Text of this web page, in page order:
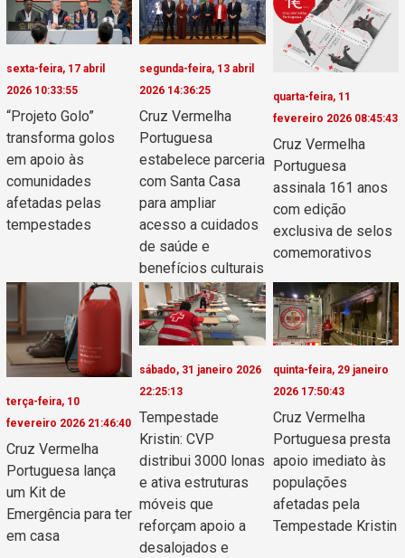
sexta-feira, 17 abril
2026 10:33:55
“Projeto Golo”
transforma golos
em apoio às
comunidades
afetadas pelas
tempestades
segunda-feira, 13 abril
2026 14:36:25
Cruz Vermelha
Portuguesa
estabelece parceria
com Santa Casa
para ampliar
acesso a cuidados
de saúde e
benefícios culturais
quarta-feira, 11
fevereiro 2026 08:45:43
Cruz Vermelha
Portuguesa
assinala 161 anos
com edição
exclusiva de selos
comemorativos
terça-feira, 10
fevereiro 2026 21:46:40
Cruz Vermelha
Portuguesa lança
um Kit de
Emergência para ter
em casa
sábado, 31 janeiro 2026
22:25:13
Tempestade
Kristin: CVP
distribui 3000 lonas
e ativa estruturas
móveis que
reforçam apoio a
desalojados e
quinta-feira, 29 janeiro
2026 17:50:43
Cruz Vermelha
Portuguesa presta
apoio imediato às
populações
afetadas pela
Tempestade Kristin